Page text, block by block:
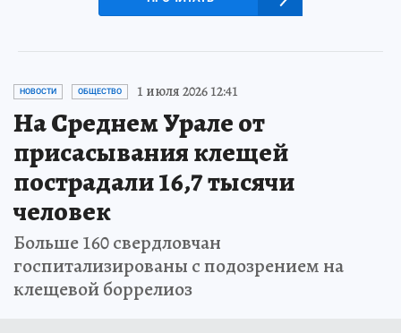
НОВОСТИ ОБЩЕСТВО 1 июля 2026 12:41
На Среднем Урале от
присасывания клещей
пострадали 16,7 тысячи
человек
Больше 160 свердловчан
госпитализированы с подозрением на
клещевой боррелиоз